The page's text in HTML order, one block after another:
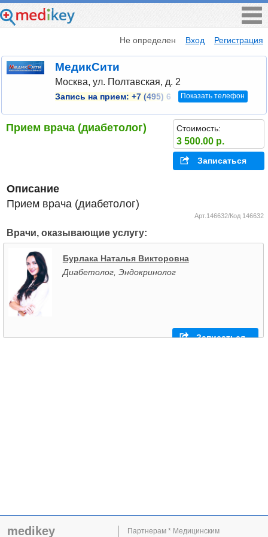
Не определен Вход Регистрация
МедикСити
Москва, ул. Полтавская, д. 2
Запись на прием: +7 (495) 6 Показать телефон
Прием врача (диабетолог) Стоимость:
3 500.00 р.
Записаться
Описание
Прием врача (диабетолог)
Арт.146632/Код 146632
Врачи, оказывающие услугу:
Бурлака Наталья Викторовна
Диабетолог, Эндокринолог
Записаться
medikey
Партнерам * Медицинским